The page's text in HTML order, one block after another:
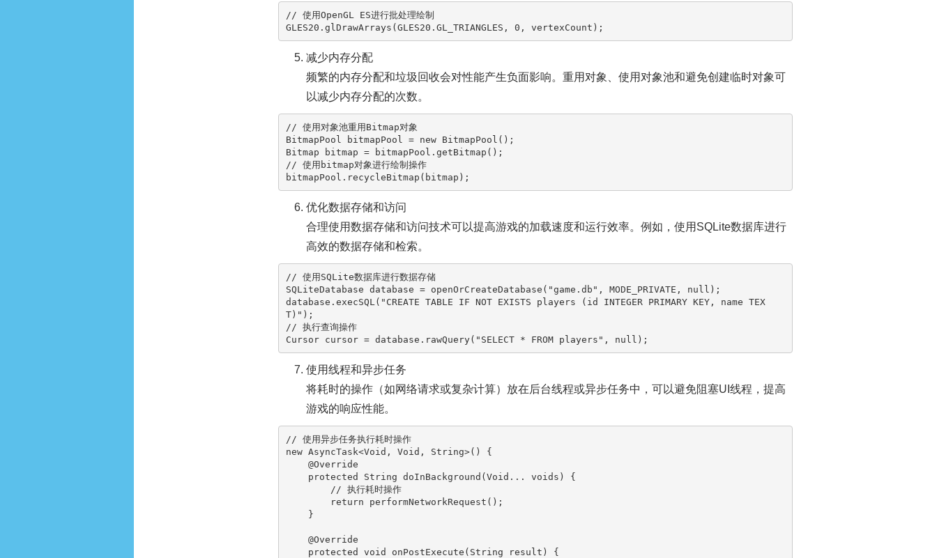
// 使用OpenGL ES进行批处理绘制
GLES20.glDrawArrays(GLES20.GL_TRIANGLES, 0
减少内存分配
频繁的内存分配和垃圾回收会对性能产生负面影响。重用对象、使用对象池和避免创建临时对象可
以减少内存分配的次数。
// 使用对象池重用Bitmap对象
BitmapPool
bitmapPool = new BitmapPool
Bitmap
bitmap =
// 使用bitmap对象进行绘制操作
优化数据存储和访问
合理使用数据存储和访问技术可以提高游戏的加载速度和运行效率。例如，使用SQLite数据库进行
高效的数据存储和检索。
// 使用SQLite数据库进行数据存储
SQLiteDatabase database = openOrCreateDatabase( "game.db" , MODE_PRIVATE, null );
database.execSQL( "CREATE TABLE IF NOT EXISTS players (id INTEGER PRIMARY KEY, name TEX
T)"
// 执行查询操作
Cursor
cursor = database.rawQuery( "SELECT * FROM players" , null
使用线程和异步任务
将耗时的操作（如网络请求或复杂计算）放在后台线程或异步任务中，可以避免阻塞UI线程，提高
游戏的响应性能。
// 使用异步任务执行耗时操作
new AsyncTask<Void, Void, String>() {
@Override
protected String doInBackground (Void... voids)
{
// 执行耗时操作
return performNetworkRequest();
@Override
protected
void onPostExecute (String result)
{